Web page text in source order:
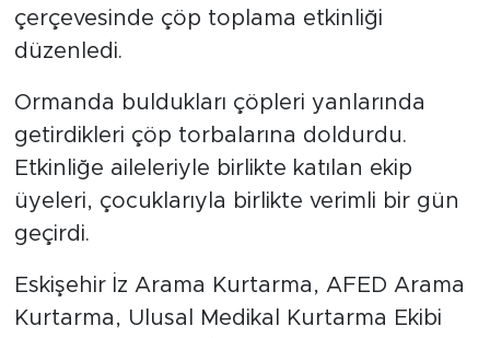
çerçevesinde çöp toplama etkinliği
düzenledi.
Ormanda buldukları çöpleri yanlarında
getirdikleri çöp torbalarına doldurdu.
Etkinliğe aileleriyle birlikte katılan ekip
üyeleri, çocuklarıyla birlikte verimli bir gün
geçirdi.
Eskişehir İz Arama Kurtarma, AFED Arama
Kurtarma, Ulusal Medikal Kurtarma Ekibi